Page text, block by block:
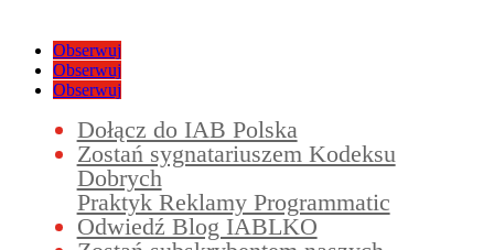
Obserwuj
Obserwuj
Obserwuj
Dołącz do IAB Polska
Zostań sygnatariuszem Kodeksu
Dobrych
Praktyk Reklamy Programmatic
Odwiedź Blog IABLKO